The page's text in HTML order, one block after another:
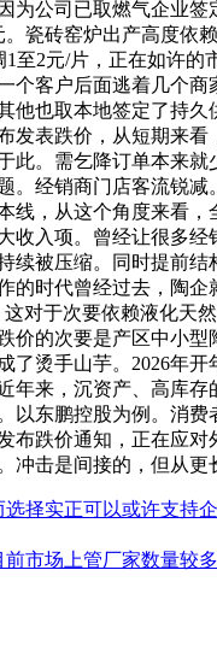
为公司已取燃气企业签
。瓷砖窑炉出产高度依
1至2元/片，正在如许的
个客户后面逃着几个商
他也取本地签定了持久
发表跌价，从短期来看
此。需乞降订单本来就
。经销商门店客流锐减
线，从这个角度来看，
收入项。曾经让很多经
续被压缩。同时提前结
的时代曾经过去，陶企
对于次要依赖液化天
价的次要是产区中小型
了烫手山芋。2026年
年来，沉资产、高库存
以东鹏控股为例。消费
布跌价通知，正在应对
冲击是间接的，但从更
选择实正可以或许支持
前市场上管厂家数量较多